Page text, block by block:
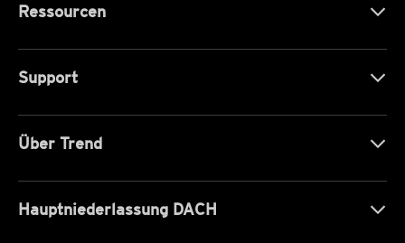
Ressourcen
Support
Über Trend
Hauptniederlassung DACH